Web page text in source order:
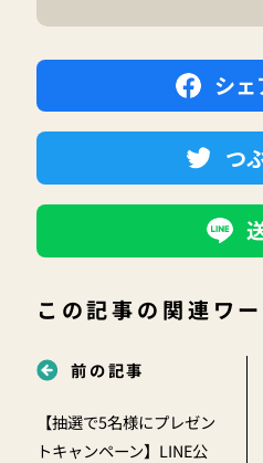
シェ
つ
この記事の関連ワ
前の記事
【抽選で5名様にプレゼン
トキャンペーン】LINE公